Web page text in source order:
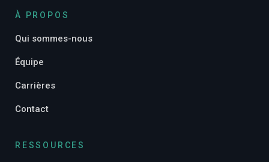
À PROPOS
Qui sommes-nous
Équipe
Carrières
Contact
RESSOURCES